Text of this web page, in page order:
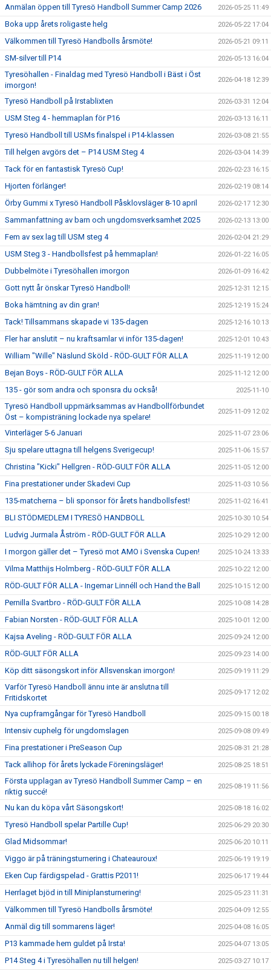
Anmälan öppen till Tyresö Handboll Summer Camp 2026 2026-05-25 11:49
Boka upp årets roligaste helg 2026-05-22 17:04
Välkommen till Tyresö Handbolls årsmöte! 2026-05-21 09:11
SM-silver till P14 2026-05-13 16:04
Tyresöhallen - Finaldag med Tyresö Handboll i Bäst i Öst
imorgon!
2026-04-18 12:39
Tyresö Handboll på Irstablixten 2026-03-31 12:04
USM Steg 4 - hemmaplan för P16 2026-03-13 16:11
Tyresö Handboll till USMs finalspel i P14-klassen 2026-03-08 21:55
Till helgen avgörs det – P14 USM Steg 4 2026-03-04 14:39
Tack för en fantastisk Tyresö Cup! 2026-02-23 16:15
Hjorten förlänger! 2026-02-19 08:14
Örby Gummi x Tyresö Handboll Påsklovsläger 8-10 april 2026-02-17 12:30
Sammanfattning av barn och ungdomsverksamhet 2025 2026-02-13 13:00
Fem av sex lag till USM steg 4 2026-02-04 21:29
USM Steg 3 - Handbollsfest på hemmaplan! 2026-01-22 16:05
Dubbelmöte i Tyresöhallen imorgon 2026-01-09 16:42
Gott nytt år önskar Tyresö Handboll! 2025-12-31 12:15
Boka hämtning av din gran! 2025-12-19 15:24
Tack! Tillsammans skapade vi 135-dagen 2025-12-16 10:13
Fler har anslutit – nu kraftsamlar vi inför 135-dagen! 2025-12-01 10:43
William "Wille" Näslund Sköld - RÖD-GULT FÖR ALLA 2025-11-19 12:00
Bejan Boys - RÖD-GULT FÖR ALLA 2025-11-12 12:00
135 - gör som andra och sponsra du också! 2025-11-10
Tyresö Handboll uppmärksammas av Handbollförbundet
Öst – kompisträning lockade nya spelare!
2025-11-09 12:02
Vinterläger 5-6 Januari 2025-11-07 23:06
Sju spelare uttagna till helgens Sverigecup! 2025-11-06 15:57
Christina "Kicki" Hellgren - RÖD-GULT FÖR ALLA 2025-11-05 12:00
Fina prestationer under Skadevi Cup 2025-11-03 10:56
135-matcherna – bli sponsor för årets handbollsfest! 2025-11-02 16:41
BLI STÖDMEDLEM I TYRESÖ HANDBOLL 2025-10-30 10:54
Ludvig Jurmala Åström - RÖD-GULT FÖR ALLA 2025-10-29 12:00
I morgon gäller det – Tyresö mot AMO i Svenska Cupen! 2025-10-24 13:33
Vilma Matthijs Holmberg - RÖD-GULT FÖR ALLA 2025-10-22 12:00
RÖD-GULT FÖR ALLA - Ingemar Linnéll och Hand the Ball 2025-10-15 12:00
Pernilla Svartbro - RÖD-GULT FÖR ALLA 2025-10-08 14:28
Fabian Norsten - RÖD-GULT FÖR ALLA 2025-10-01 12:00
Kajsa Aveling - RÖD-GULT FÖR ALLA 2025-09-24 12:00
RÖD-GULT FÖR ALLA 2025-09-23 14:00
Köp ditt säsongskort inför Allsvenskan imorgon! 2025-09-19 11:29
Varför Tyresö Handboll ännu inte är anslutna till
Fritidskortet
2025-09-17 12:02
Nya cupframgångar för Tyresö Handboll 2025-09-15 00:18
Intensiv cuphelg för ungdomslagen 2025-09-08 09:49
Fina prestationer i PreSeason Cup 2025-08-31 21:28
Tack allihop för årets lyckade Föreningsläger! 2025-08-25 18:51
Första upplagan av Tyresö Handboll Summer Camp – en
riktig succé!
2025-08-19 11:56
Nu kan du köpa vårt Säsongskort! 2025-08-18 16:02
Tyresö Handboll spelar Partille Cup! 2025-06-29 20:30
Glad Midsommar! 2025-06-20 10:11
Viggo är på träningsturnering i Chateauroux! 2025-06-19 19:19
Eken Cup färdigspelad - Grattis P2011! 2025-06-17 19:44
Herrlaget bjöd in till Miniplansturnering! 2025-05-23 11:31
Välkommen till Tyresö Handbolls årsmöte! 2025-04-09 12:55
Anmäl dig till sommarens läger! 2025-04-08 16:05
P13 kammade hem guldet på Irsta! 2025-04-07 13:05
P14 Steg 4 i Tyresöhallen nu till helgen! 2025-03-27 10:17